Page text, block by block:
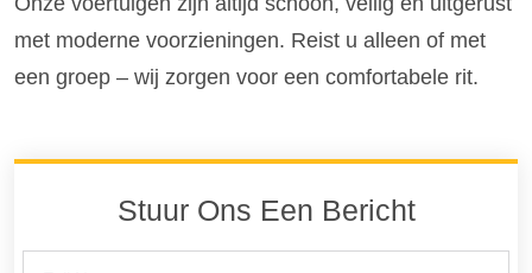
met moderne voorzieningen. Reist u alleen of met
een groep – wij zorgen voor een comfortabele rit.
Stuur Ons Een Bericht